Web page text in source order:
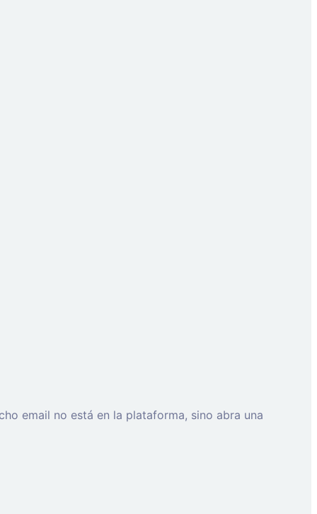
email no está en la plataforma, sino abra una